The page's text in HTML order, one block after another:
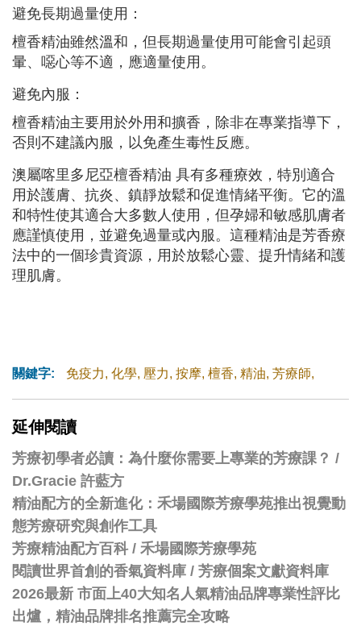
避免長期過量使用：
檀香精油雖然溫和，但長期過量使用可能會引起頭
暈、噁心等不適，應適量使用。
避免內服：
檀香精油主要用於外用和擴香，除非在專業指導下，
否則不建議內服，以免產生毒性反應。
澳屬喀里多尼亞檀香精油 具有多種療效，特別適合
用於護膚、抗炎、鎮靜放鬆和促進情緒平衡。它的溫
和特性使其適合大多數人使用，但孕婦和敏感肌膚者
應謹慎使用，並避免過量或內服。這種精油是芳香療
法中的一個珍貴資源，用於放鬆心靈、提升情緒和護
理肌膚。
關鍵字: 免疫力, 化學, 壓力, 按摩, 檀香, 精油, 芳療師,
延伸閱讀
芳療初學者必讀：為什麼你需要上專業的芳療課？ /
Dr.Gracie 許藍方
精油配方的全新進化：禾場國際芳療學苑推出視覺動
態芳療研究與創作工具
芳療精油配方百科 / 禾場國際芳療學苑
閱讀世界首創的香氣資料庫 / 芳療個案文獻資料庫
2026最新 市面上40大知名人氣精油品牌專業性評比
出爐，精油品牌排名推薦完全攻略